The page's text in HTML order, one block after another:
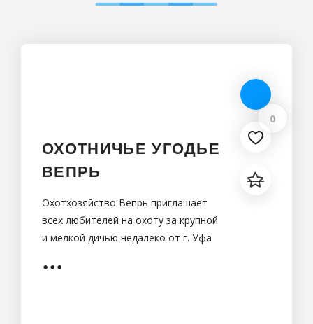
0
ОХОТНИЧЬЕ УГОДЬЕ
ВЕПРЬ
Охотхозяйство Вепрь приглашает
всех любителей на охоту за крупной
и мелкой дичью недалеко от г. Уфа